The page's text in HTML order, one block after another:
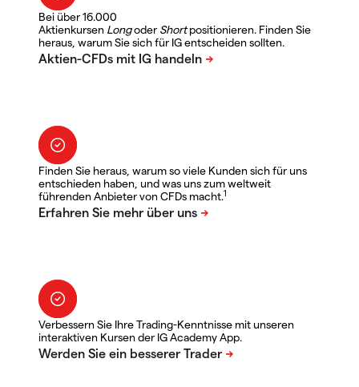
Bei über 16.000
Aktienkursen LongoderShortpositionieren. Finden Sie
heraus, warum Sie sich für IG entscheiden sollten.
Finden Sie heraus, warum so viele Kunden sich für uns
entschieden haben, und was uns zum weltweit
führenden Anbieter von CFDs macht.1
Verbessern Sie Ihre Trading-Kenntnisse mit unseren
interaktiven Kursen der IG Academy App.